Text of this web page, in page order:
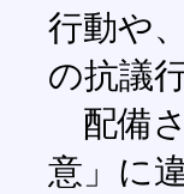
行動や
の抗議
配備
意」に